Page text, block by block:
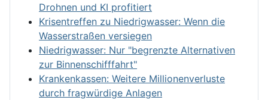
Drohnen und KI profitiert
Krisentreffen zu Niedrigwasser: Wenn die
Wasserstraßen versiegen
Niedrigwasser: Nur "begrenzte Alternativen
zur Binnenschifffahrt"
Krankenkassen: Weitere Millionenverluste
durch fragwürdige Anlagen